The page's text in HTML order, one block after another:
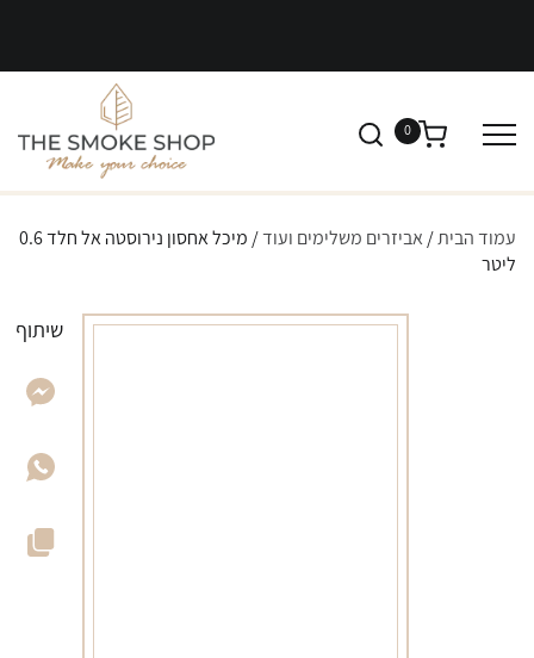
0
עמוד הבית/ אביזרים משלימים ועוד
/ מיכל אחסון נירוסטה אל חלד 0.6
ליטר
שיתוף